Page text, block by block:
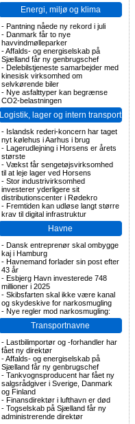
Energi, miljø og klima
- Pantning nåede ny rekord i juli
- Danmark får to nye
havvindmølleparker
-Affalds- og energiselskab på
Sjælland får ny genbrugschef
- Delebilstjeneste samarbejder med
kinesisk virksomhed om
selvkørende biler
- Nye asfalttyper kan begrænse
CO2-belastningen
Logistik, lager og intern transport
- Islandsk rederi-koncern har taget
nyt kølehus i Aarhus i brug
- Lagerudlejning i Horsens er årets
største
- Vækst får sengetøjsvirksomhed
til at leje lager ved Horsens
- Stor industrivirksomhed
investerer yderligere sit
distributionscenter i Rødekro
- Fremtiden kan udløse langt større
krav til digital infrastruktur
Havne
- Dansk entreprenør skal ombygge
kaj i Hamburg
- Havnemand forlader sin post efter
43 år
- Esbjerg Havn investerede 748
millioner i 2025
- Skibsfarten skal ikke være kanal
og skydeskive for narkosmugling
- Nye regler mod narkosmugling:
Transportnavne
- Lastbilimportør og -forhandler har
fået ny direktør
-Affalds- og energiselskab på
Sjælland får ny genbrugschef
- Tankvognsproducent har fået ny
salgsrådgiver i Sverige, Danmark
og Finland
- Finansdirektør i lufthavn er død
- Togselskab på Sjælland får ny
administrerende direktør